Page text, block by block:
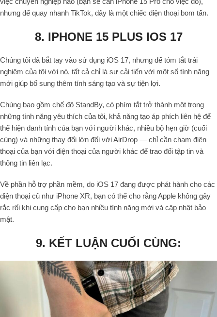
nhưng để quay nhanh TikTok, đây là một chiếc điện thoại bom tấn.
8. IPHONE 15 PLUS IOS 17
Chúng tôi đã bắt tay vào sử dụng iOS 17, nhưng để tóm tắt trải
nghiệm của tôi với nó, tất cả chỉ là sự cải tiến với một số tính năng
mới giúp bổ sung thêm tính sáng tạo và sự tiện lợi.
Chúng bao gồm chế độ StandBy, có phím tắt trở thành một trong
những tính năng yêu thích của tôi, khả năng tạo áp phích liên hệ để
thể hiện danh tính của bạn với người khác, nhiều bộ hẹn giờ (cuối
cùng) và những thay đổi lớn đối với AirDrop — chỉ cần chạm điện
thoại của bạn với điện thoại của người khác để trao đổi tập tin và
thông tin liên lạc.
Về phần hỗ trợ phần mềm, do iOS 17 đang được phát hành cho các
điện thoại cũ như iPhone XR, bạn có thể cho rằng Apple không gây
rắc rối khi cung cấp cho bạn nhiều tính năng mới và cập nhật bảo
mật.
9. KẾT LUẬN CUỐI CÙNG: